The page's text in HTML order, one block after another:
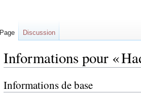
Informations pour «
Aller
à
Aller
à
Informations de base
Page Discussion